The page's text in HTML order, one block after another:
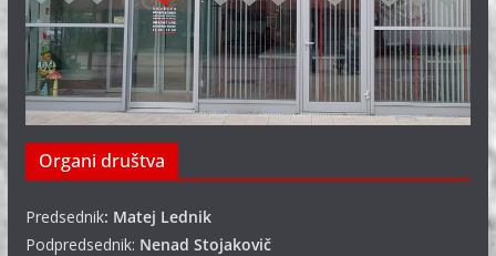
Organi društva
Predsednik: Matej Lednik
Podpredsednik: Nenad Stojakovič